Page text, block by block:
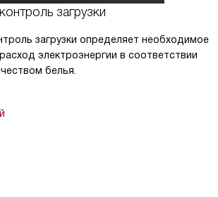
загрузки
загрузки определяет необходимое
электроэнергии в соответствии
белья.